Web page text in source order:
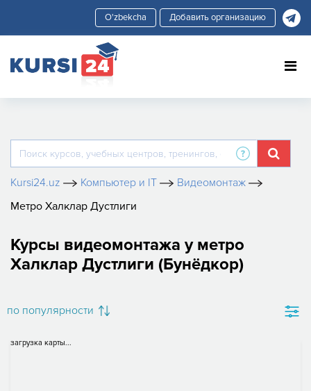
Добавить организацию
Kursi24.uz Компьютер и IT
Видеомонтаж
Метро Халклар Дустлиги
Курсы видеомонтажа у метро
Халклар Дустлиги (Бунёдкор)
по популярности
загрузка карты...